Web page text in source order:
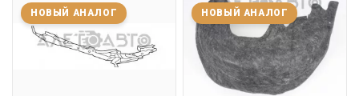
НОВЫЙ АНАЛОГ НОВЫЙ АНАЛОГ